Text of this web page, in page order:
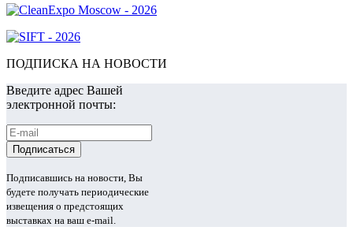
ПОДПИСКА НА НОВОСТИ
Введите адрес Вашей
электронной почты:
Подписавшись на новости, Вы
будете получать периодические
извещения о предстоящих
выставках на ваш e-mail.